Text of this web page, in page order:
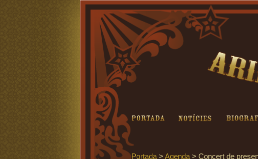
Ariel Santamaria -
Portada Notícies Biografia
Portada >Agenda >Concert de